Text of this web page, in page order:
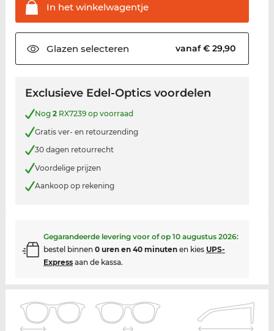
In hetwinkelwagentje
Glazen selecteren vanaf € 29,90
Exclusieve Edel-Optics voordelen
Nog 2RX7239 op voorraad
Gratis ver- en retourzending
30 dagen retourrecht
Voordelige prijzen
Aankoop op rekening
Gegarandeerde levering voor of op 10 augustus 2026:
bestel binnen 0 uren en 40 minutenen kies UPS-
Expressaan de kassa.